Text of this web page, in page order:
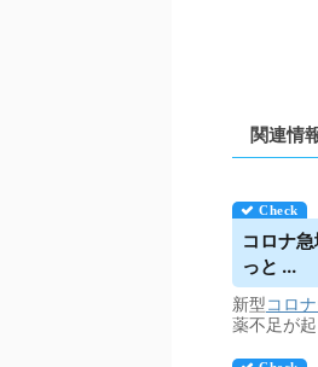
関連情
コロナ
っと ...
新型コロ
薬不足が